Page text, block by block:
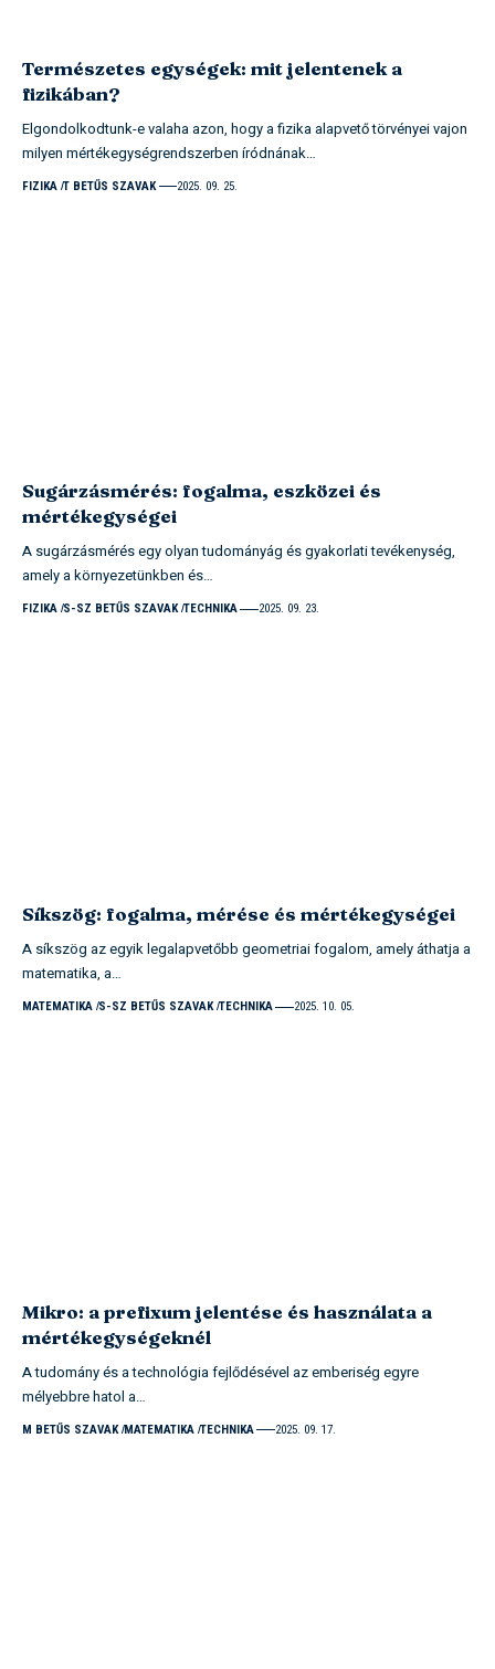
Természetes egységek: mit jelentenek a
fizikában?
Elgondolkodtunk-e valaha azon, hogy a fizika alapvető törvényei vajon
milyen mértékegységrendszerben íródnának…
FIZIKA T BETŰS SZAVAK 2025. 09. 25.
Sugárzásmérés: fogalma, eszközei és
mértékegységei
A sugárzásmérés egy olyan tudományág és gyakorlati tevékenység,
amely a környezetünkben és…
FIZIKA S-SZ BETŰS SZAVAK TECHNIKA 2025. 09. 23.
Síkszög: fogalma, mérése és mértékegységei
A síkszög az egyik legalapvetőbb geometriai fogalom, amely áthatja a
matematika, a…
MATEMATIKA S-SZ BETŰS SZAVAK TECHNIKA 2025. 10. 05.
Mikro: a prefixum jelentése és használata a
mértékegységeknél
A tudomány és a technológia fejlődésével az emberiség egyre
mélyebbre hatol a…
M BETŰS SZAVAK MATEMATIKA TECHNIKA 2025. 09. 17.